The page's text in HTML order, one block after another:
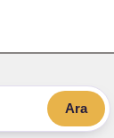
Ara